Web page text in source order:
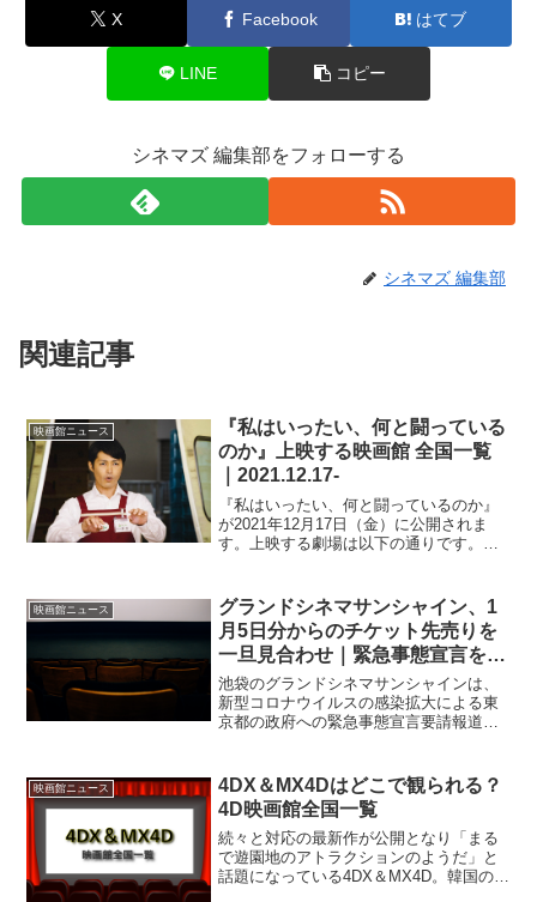
X Facebook はてブ
LINE コピー
シネマズ 編集部をフォローする
シネマズ 編集部
関連記事
映画館ニュース
『私はいったい、何と闘っている
のか』上映する映画館 全国一覧
｜2021.12.17-
『私はいったい、何と闘っているのか』
が2021年12月17日（金）に公開されま
す。上映する劇場は以下の通りです。※
ネマ札幌サツゲキディノスシネマズ室蘭
青森県青森松竹アム...
映画館ニュース
グランドシネマサンシャイン、1
月5日分からのチケット先売りを
一旦見合わせ｜緊急事態宣言を見
据え
池袋のグランドシネマサンシャインは、
新型コロナウイルスの感染拡大による東
京都の政府への緊急事態宣言要請報道を
事態宣言に関してはまだ決定しておら
ず、状況は流動的であるが...
映画館ニュース
4DX＆MX4Dはどこで観られる？
4D映画館全国一覧
続々と対応の最新作が公開となり「まる
で遊園地のアトラクションのようだ」と
話題になっている4DX＆MX4D。韓国の